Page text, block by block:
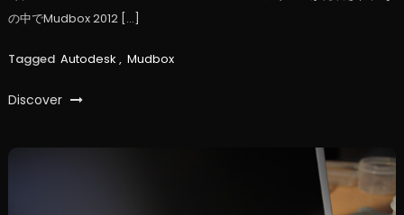
の中でMudbox 2012 […]
Tagged Autodesk , Mudbox
Discover